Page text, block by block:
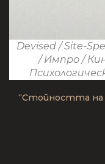
Devised /Site-
/Импро /
“Стойността на